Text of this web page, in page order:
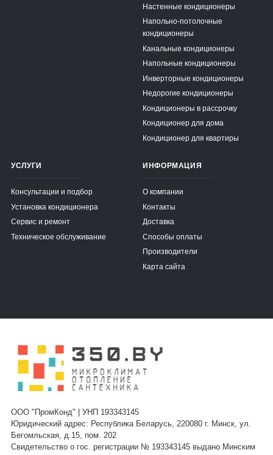
Настенные кондиционеры
Напольно-потолочные
кондиционеры
Канальные кондиционеры
Напольные кондиционеры
Инверторные кондиционеры
Недорогие кондиционеры
Кондиционеры в рассрочку
Кондиционер для дома
Кондиционер для квартиры
УСЛУГИ
Консультации и подбор
Установка кондиционера
Сервис и ремонт
Техническое обслуживание
ИНФОРМАЦИЯ
О компании
Контакты
Доставка
Способы оплаты
Производители
Карта сайта
ООО "ПромКонд" | УНП 193343145
Юридический адрес: Республика Беларусь, 220080 г. Минск, ул.
Бегомльская, д.15, пом. 202
Свидетельство о гос. регистрации № 193343145 выдано Минским